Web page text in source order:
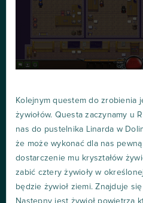
Kolejnym questem do zrobienia
żywiołów. Questa zaczynamy u
nas do pustelnika Linarda w
że może wykonać dla nas
dostarczenie mu kryształów
zabić cztery żywioły w
będzie żywioł ziemi. Znajduje